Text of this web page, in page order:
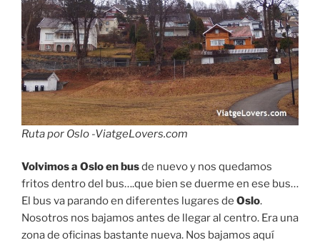
Ruta por Oslo -ViatgeLovers.com
Volvimos a Oslo en busde nuevo y nos quedamos
fritos dentro del bus….que bien se duerme en ese bus…
El bus va parando en diferentes lugares de Oslo.
Nosotros nos bajamos antes de llegar al centro. Era una
zona de oficinas bastante nueva. Nos bajamos aquí